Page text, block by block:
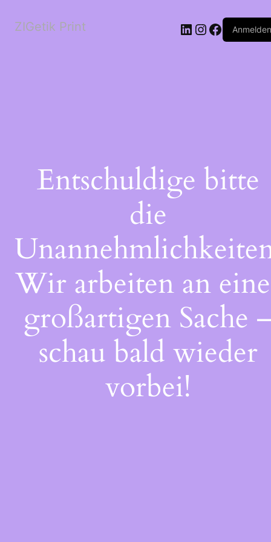
ZIGetik Print Anmelden
Entschuldige bitte
die
Wir arbeiten an
großartigen Sache
schau bald wieder
vorbei!